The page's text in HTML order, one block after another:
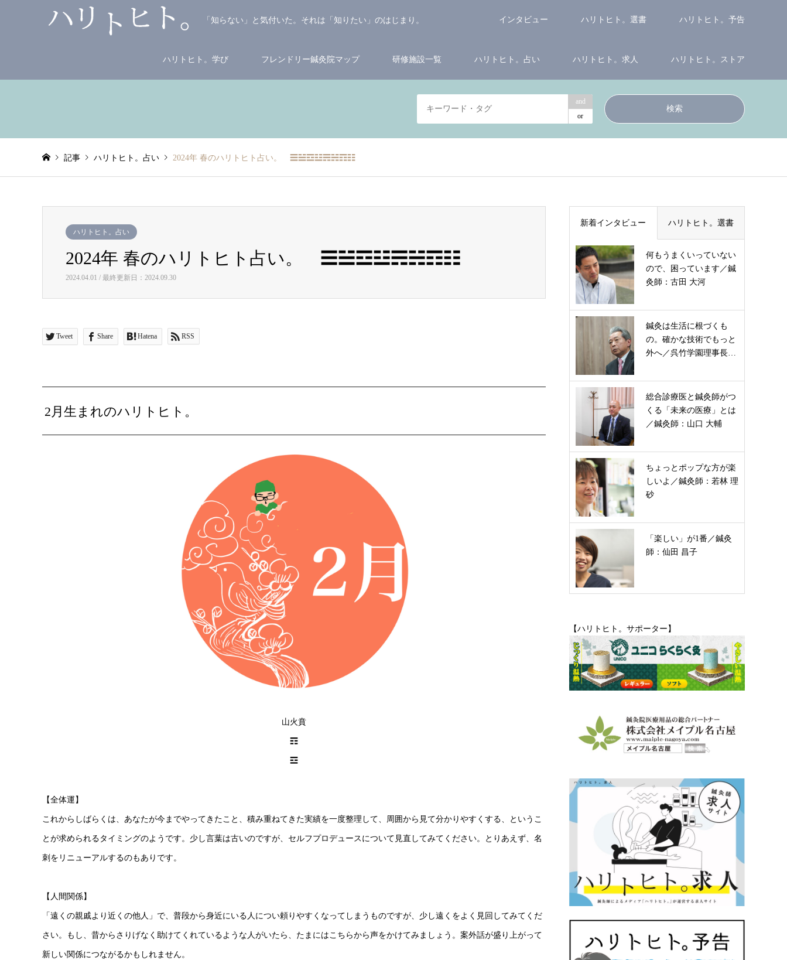
「知らない」と気付いた。それは「知りたい」のはじまり。 インタビュー ハリトヒト。選書 ハリトヒト。予告
ハリトヒト。学び フレンドリー鍼灸院マップ 研修施設一覧 ハリトヒト。占い ハリトヒト。求人 ハリトヒト。ストア
and
or
記事 ハリトヒト。占い 2024年 春のハリトヒト占い。 ☰☱☲☳☴☵☶☷
ハリトヒト。占い
2024年 春のハリトヒト占い。 ☰☱☲☳☴☵☶☷
2024.04.01 / 最終更新日：2024.09.30
Tweet Share Hatena RSS
2月生まれのハリトヒト。
山火賁
☶
☲
【全体運】
これからしばらくは、あなたが今までやってきたこと、積み重ねてきた実績を一度整理して、周囲から見て分かりやすくする、というこ
とが求められるタイミングのようです。少し言葉は古いのですが、セルフプロデュースについて見直してみてください。とりあえず、名
刺をリニューアルするのもありです。
【人間関係】
「遠くの親戚より近くの他人」で、普段から身近にいる人につい頼りやすくなってしまうものですが、少し遠くをよく見回してみてくだ
さい。もし、昔からさりげなく助けてくれているような人がいたら、たまにはこちらから声をかけてみましょう。案外話が盛り上がって
新しい関係につながるかもしれません。
新着インタビュー ハリトヒト。選書
何もうまくいっていない
ので、困っています／鍼
灸師：古田 大河
鍼灸は生活に根づくも
の。確かな技術でもっと
外へ／呉竹学園理事長…
総合診療医と鍼灸師がつ
くる「未来の医療」とは
／鍼灸師：山口 大輔
ちょっとポップな方が楽
しいよ／鍼灸師：若林 理
砂
「楽しい」が1番／鍼灸
師：仙田 昌子
【ハリトヒト。サポーター】